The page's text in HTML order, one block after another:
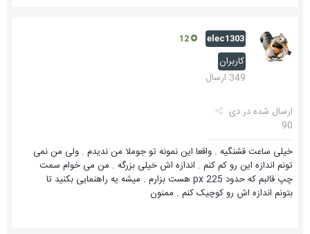
elec1303
کاربران
349 ارسال
ارسال شده دردی
90
خیلی ساعت قشنگیه . واقعا این نمونه تو جوملا من ندیدم . ولی من نمی
تونم اندازه این رو کم کنم . اندازه اش خیلی بزرگه . من می خوام سمت
چپ قالبم که حدود 225 px هست بزارم . میشه یه راهنمایی بکنید تا
بتونم اندازه اش رو کوچیک کنم . ممنون